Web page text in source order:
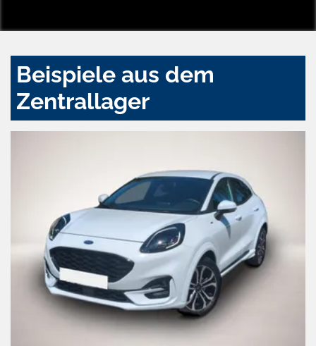
Beispiele aus dem
Zentrallager